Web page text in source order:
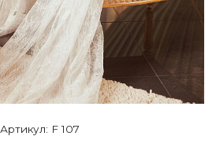
Артикул: F 107